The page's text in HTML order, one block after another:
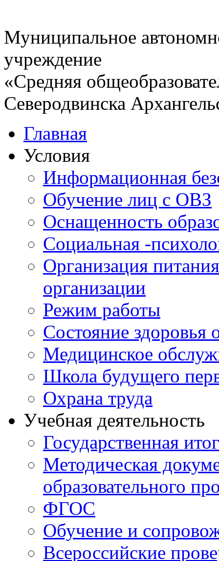
Муниципальное
учреждение
«Средняя
Северодвинска
Главная
Условия
Информационная
Обучение лиц с ОВЗ
Оснащенность
Социальная -
Организация
организации
Режим работы
Состояние
Медицинское
Школа будущего
Охрана труда
Учебная деятельность
Государственная
Методическая
образовательного
ФГОС
Обучение и
Всероссийские